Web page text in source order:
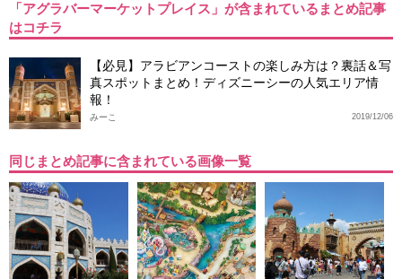
「アグラバーマーケットプレイス」が含まれているまとめ記事
はコチラ
【必見】アラビアンコーストの楽しみ方は？裏話＆写
真スポットまとめ！ディズニーシーの人気エリア情
報！
2019/12/06
みーこ
同じまとめ記事に含まれている画像一覧